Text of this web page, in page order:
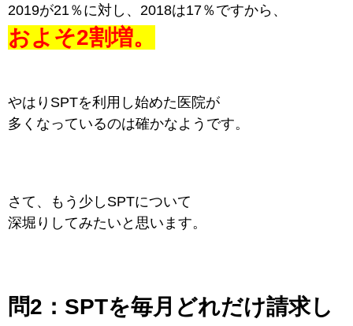
2019が21％に対し、2018は17％ですから、
およそ2割増。
やはりSPTを利用し始めた医院が
多くなっているのは確かなようです。
さて、もう少しSPTについて
深堀りしてみたいと思います。
問2： SPTを毎月どれだけ請求し